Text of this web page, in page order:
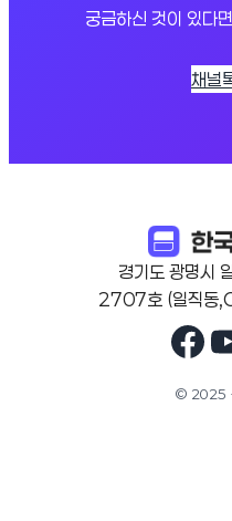
궁금하신 것이 있다
채널
경기도 광명시
2707호 (일직
© 2025 ·